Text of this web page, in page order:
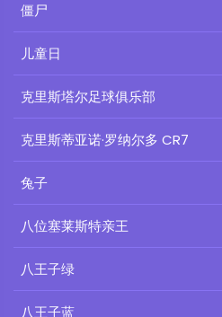
僵尸
儿童日
克里斯塔尔足球俱乐部
克里斯蒂亚诺·罗纳尔多 CR7
兔子
八位塞莱斯特亲王
八王子绿
八王子蓝